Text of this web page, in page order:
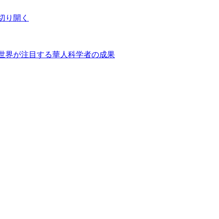
り開く
が注目する華人科学者の成果